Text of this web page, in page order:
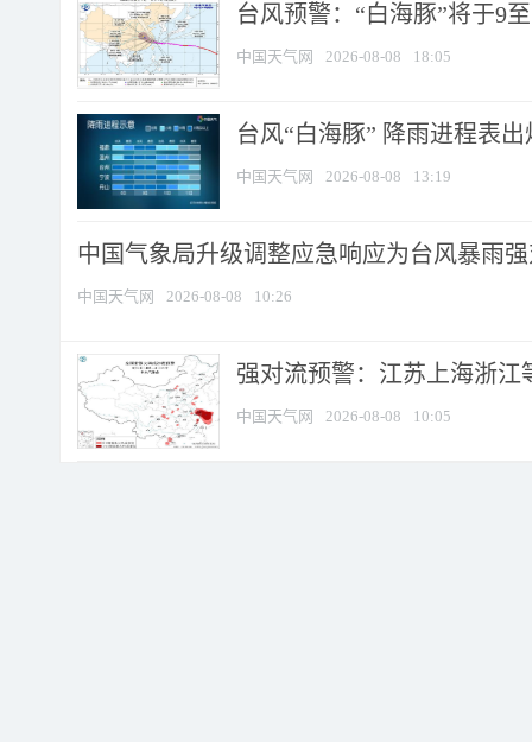
台风预警：“白海豚”将于9
中国天气网 2026-08-08 18:05
台风“白海豚” 降雨进程表
中国天气网 2026-08-08 13:19
中国气象局升级调整应急响应为台风暴雨
中国天气网 2026-08-08 10:26
强对流预警：江苏上海浙江
中国天气网 2026-08-08 10:05